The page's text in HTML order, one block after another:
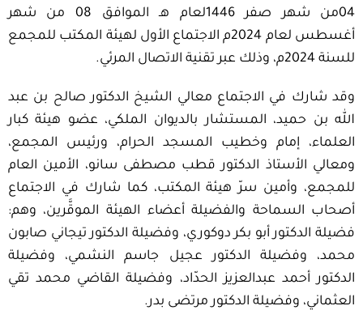
04من شهر صفر 1446لعام هـ الموافق 08 من شهر
أغسطس لعام 2024م الاجتماع الأول لهيئة المكتب للمجمع
للسنة 2024م، وذلك عبر تقنية الاتصال المرئي.
وقد شارك في الاجتماع معالي الشيخ الدكتور صالح بن عبد
الله بن حميد، المستشار بالديوان الملكي، عضو هيئة كبار
العلماء، إمام وخطيب المسجد الحرام، ورئيس المجمع،
ومعالي الأستاذ الدكتور قطب مصطفى سانو، الأمين العام
للمجمع، وأمين سرّ هيئة المكتب، كما شارك في الاجتماع
أصحاب السماحة والفضيلة أعضاء الهيئة الموقَّرين، وهم:
فضيلة الدكتور أبو بكر دوكوري، وفضيلة الدكتور تيجاني صابون
محمد، وفضيلة الدكتور عجيل جاسم النشمي، وفضيلة
الدكتور أحمد عبدالعزيز الحدّاد، وفضيلة القاضي محمد تقي
العثماني، وفضيلة الدكتور مرتضى بدر.